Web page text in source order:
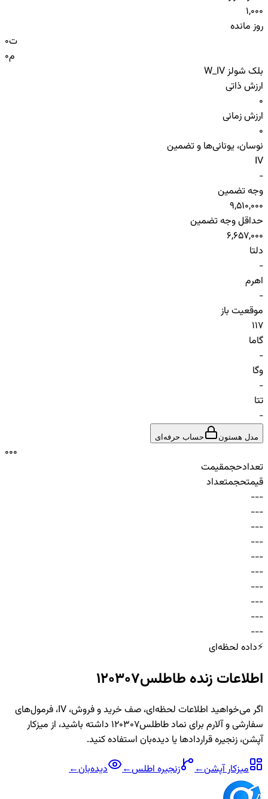
1,000
روز مانده
0ت
0م
بلک شولز W_IV
ارزش ذاتی
0
ارزش زمانی
0
نوسان، یونانی‌ها و تضمین
IV
-
وجه تضمین
9,510,000
حداقل وجه تضمین
6,657,000
دلتا
-
اهرم
-
موقعیت باز
117
گاما
-
وگا
-
تتا
-
مدل هستون حساب حرفه‌ای
000
تعدادحجمقیمت
قیمتحجمتعداد
-
-
-
-
-
-
-
-
-
-
-
-
-
-
-
-
-
-
-
-
-
-
-
-
-
-
-
-
-
-
⚡داده لحظه‌ای
اطلاعات زنده طاطلس120307
اگر می‌خواهید اطلاعات لحظه‌ای، صف خرید و فروش، IV، فرمول‌های
سفارشی و آلارم برای نمادطاطلس120307
داشته باشید، از میزکار
آپشن، زنجیره قراردادها یا دیده‌بان استفاده کنید.
میزکار آپشن← زنجیرهاطلس← دیده‌بان←